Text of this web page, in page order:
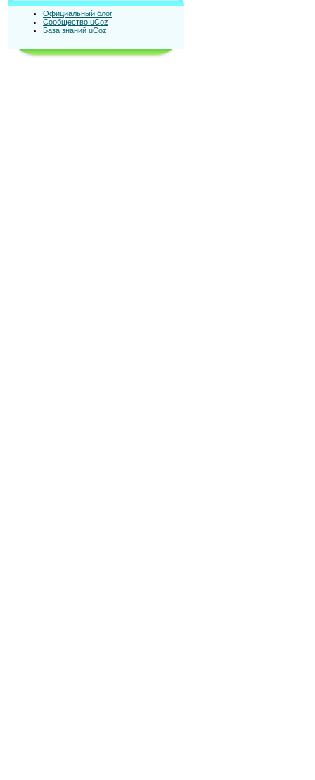
Официальный блог
Сообщество uCoz
База знаний uCoz